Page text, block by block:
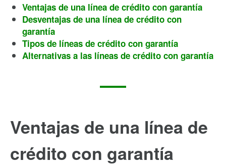
Ventajas de una línea de crédito con garantía
Desventajas de una línea de crédito con
garantía
Tipos de líneas de crédito con garantía
Alternativas a las líneas de crédito con garantía
Ventajas de una línea de
crédito con garantía